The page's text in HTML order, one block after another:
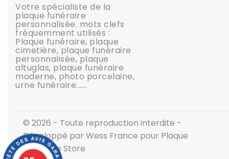
Votre spécialiste de la
plaque funéraire
personnalisée. mots clefs
fréquemment utilisés :
Plaque funéraire, plaque
cimetière, plaque funéraire
personnalisée, plaque
altuglas, plaque funéraire
moderne, photo porcelaine,
urne funéraire......
© 2026 - Toute reproduction interdite -
Développé par Wess France pour Plaque
Funéraire Store